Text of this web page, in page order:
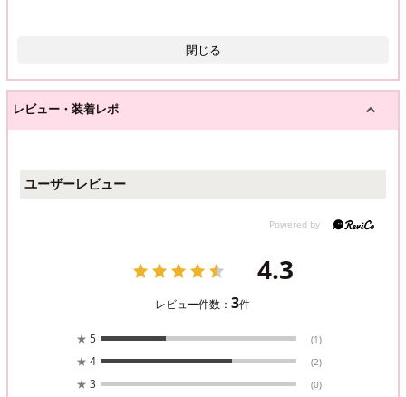
閉じる
レビュー・装着レポ
ユーザーレビュー
4.3
レビュー件数：3件
★ 5 (1)
★ 4 (2)
★ 3 (0)